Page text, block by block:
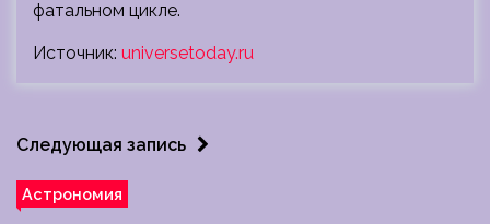
фатальном цикле.
Источник: universetoday.ru
Следующая запись
Астрономия